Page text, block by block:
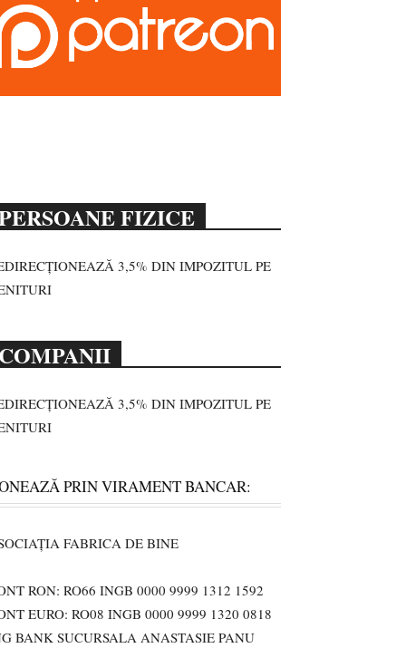
FIZICE
3,5% DIN IMPOZITUL PE
3,5% DIN IMPOZITUL PE
PRIN VIRAMENT BANCAR:
FABRICA DE BINE
RON: RO66 INGB 0000 9999 1312 1592
EURO: RO08 INGB 0000 9999 1320 0818
BANK SUCURSALA ANASTASIE PANU